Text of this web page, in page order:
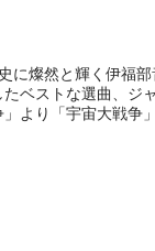
に燦然と輝く伊福部
ベストな選曲、ジ
より「宇宙大戦争